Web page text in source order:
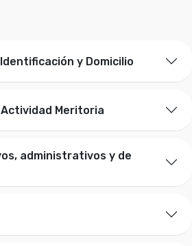
y Domicilio
Meritoria
administrativos y de